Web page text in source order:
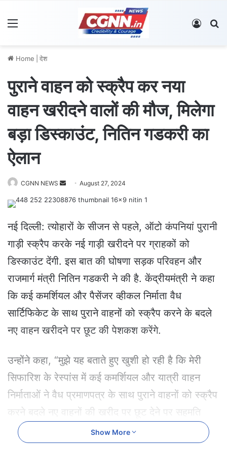
Log In
Home देश
पुराने वाहन को स्क्रैप कर नया
वाहन खरीदने वालों की मौज, मिलेगा
बड़ा डिस्काउंट, नितिन गडकरी का
ऐलान
CGNN NEWS
e
n
e
m
a
i
August 27, 2024
नई दिल्ली: त्योहारों के सीजन से पहले, ऑटो कंपनियां पुरानी
गाड़ी स्क्रैप करके नई गाड़ी खरीदने पर ग्राहकों को
डिस्काउंट देंगी. इस बात की घोषणा सड़क परिवहन और
राजमार्ग मंत्री नितिन गडकरी ने की है. केंद्रीयमंत्री ने कहा
कि कई कमर्शियल और पैसेंजर व्हीकल निर्माता वैध
सार्टिफिकेट के साथ पुराने वाहनों को स्क्रैप करने के बदले
नए वाहन खरीदने पर छूट की पेशकश करेंगे.
उन्होंने कहा, “मुझे यह बताते हुए खुशी हो रही है कि मेरी
सिफारिश के रेस्पांस में कई कमर्शियल और यात्री वाहन
निर्माताओं ने वैध प्रमाणपत्र के साथ पुराने वाहनों को स्क्रैप
करने बदले नए वाहनों की खरीद पर छूट देने पर सहमति
व्यक्त की है. यह पहल हमारे सर्कुलर इकोनॉमी प्रयासों को
महत्वपूर्ण रूप से आगे बढ़ाएगी, जिससे यह सुनिश्चित होगा कि
Show More